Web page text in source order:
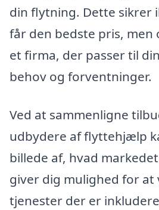
din flytning. Dette sikrer
får den bedste pris, men
et firma, der passer til
behov og forventninger.
Ved at sammenligne
udbydere af flyttehjælp
billede af, hvad
giver dig mulighed for at
tjenester der er